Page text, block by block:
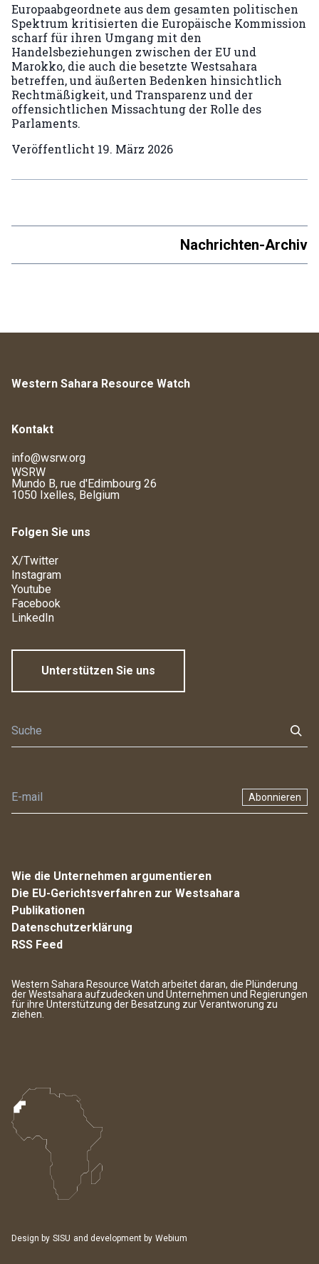
Europaabgeordnete aus dem gesamten politischen
Spektrum kritisierten die Europäische Kommission
scharf für ihren Umgang mit den
Handelsbeziehungen zwischen der EU und
Marokko, die auch die besetzte Westsahara
betreffen, und äußerten Bedenken hinsichtlich
Rechtmäßigkeit, und Transparenz und der
offensichtlichen Missachtung der Rolle des
Parlaments.
Veröffentlicht 19. März 2026
Nachrichten-Archiv
Western Sahara Resource Watch
Kontakt
info@wsrw.org
WSRW
Mundo B, rue d'Edimbourg 26
1050 Ixelles, Belgium
Folgen Sie uns
X/Twitter
Instagram
Youtube
Facebook
LinkedIn
Unterstützen Sie uns
Abonnieren
Wie die Unternehmen argumentieren
Die EU-Gerichtsverfahren zur Westsahara
Publikationen
Datenschutzerklärung
RSS Feed
Western Sahara Resource Watch arbeitet daran, die Plünderung
der Westsahara aufzudecken und Unternehmen und Regierungen
für ihre Unterstützung der Besatzung zur Verantworung zu
ziehen.
Design by SISU and development by Webium